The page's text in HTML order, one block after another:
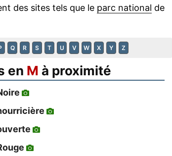
des sites tels que le parc national de
Q R S T U V W X Y Z
en M à proximité